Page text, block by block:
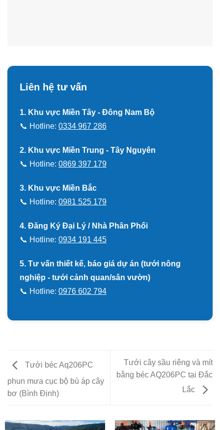
Liên hệ tư vấn
1. Khu vực Miền Tây - Đông Nam Bộ
📞 Hotline: 0334 967 286
2. Khu vực Miền Trung - Tây Nguyên
📞 Hotline: 0869 397 179
3. Khu vực Miền Bắc
📞 Hotline: 0981 525 179
4. Đăng Ký Đại Lý / Nhà Phân Phối
📞 Hotline: 0934 191 445
5. Tư vấn thiết kế, báo giá dự án (tưới nông
nghiệp - tưới cảnh quan/sân vườn)
📞 Hotline: 0976 602 794
Tưới béc Aq206PC
phun mưa cục bộ bù áp cây
bơ (Bình Định)
Tưới cây sầu riêng và mít
bằng béc AQ206PC tại Đắc
Lắc